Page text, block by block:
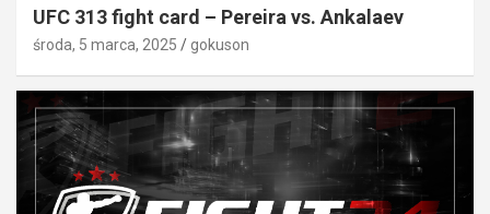
UFC 313 fight card – Pereira vs. Ankalaev
środa, 5 marca, 2025 gokuson